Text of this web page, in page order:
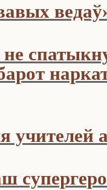
учителей